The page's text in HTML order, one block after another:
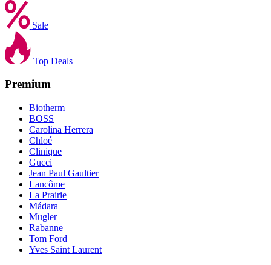
Sale
Top Deals
Premium
Biotherm
BOSS
Carolina Herrera
Chloé
Clinique
Gucci
Jean Paul Gaultier
Lancôme
La Prairie
Mádara
Mugler
Rabanne
Tom Ford
Yves Saint Laurent